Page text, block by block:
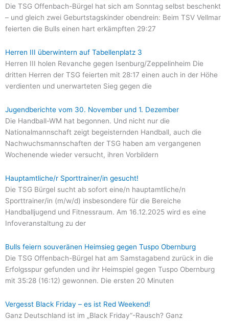
Die TSG Offenbach-Bürgel hat sich am Sonntag selbst beschenkt
– und gleich zwei Geburtstagskinder obendrein: Beim TSV Vellmar
feierten die Bulls einen hart erkämpften 29:27
Herren III überwintern auf Tabellenplatz 3
Herren III holen Revanche gegen Isenburg/Zeppelinheim Die
dritten Herren der TSG feierten mit 28:17 einen auch in der Höhe
verdienten und unerwarteten Sieg gegen die
Jugendberichte vom 30. November und 1. Dezember
Die Handball-WM hat begonnen. Und nicht nur die
Nationalmannschaft zeigt begeisternden Handball, auch die
Nachwuchsmannschaften der TSG haben am vergangenen
Wochenende wieder versucht, ihren Vorbildern
Hauptamtliche/r Sporttrainer/in gesucht!
Die TSG Bürgel sucht ab sofort eine/n hauptamtliche/n
Sporttrainer/in (m/w/d) insbesondere für die Bereiche
Handballjugend und Fitnessraum. Am 16.12.2025 wird es eine
Infoveranstaltung zu der
Bulls feiern souveränen Heimsieg gegen Tuspo Obernburg
Die TSG Offenbach-Bürgel hat am Samstagabend zurück in die
Erfolgsspur gefunden und ihr Heimspiel gegen Tuspo Obernburg
mit 35:28 (16:12) gewonnen. Die ersten 20 Minuten
Vergesst Black Friday – es ist Red Weekend!
Ganz Deutschland ist im „Black Friday“-Rausch? Ganz